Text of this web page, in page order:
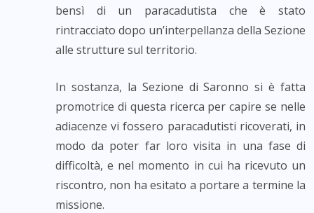
bensì di un paracadutista che è stato
rintracciato dopo un’interpellanza della Sezione
alle strutture sul territorio.
In sostanza, la Sezione di Saronno si è fatta
promotrice di questa ricerca per capire se nelle
adiacenze vi fossero paracadutisti ricoverati, in
modo da poter far loro visita in una fase di
difficoltà, e nel momento in cui ha ricevuto un
riscontro, non ha esitato a portare a termine la
missione.